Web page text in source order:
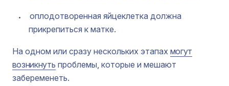
оплодотворенная яйцеклетка должна
прикрепиться к матке.
На одном или сразу нескольких этапах могут
возникнуть проблемы, которые и мешают
забеременеть.